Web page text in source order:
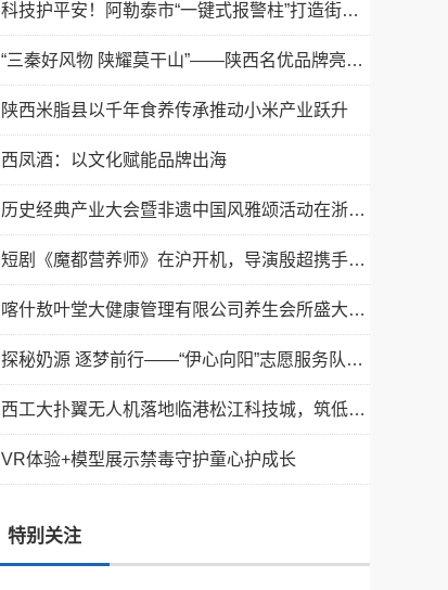
科技护平安！阿勒泰市“一键式报警柱”打造街头平安新哨点
“三秦好风物 陕耀莫干山”——陕西名优品牌亮相2026世界品牌莫干山大会品牌展
陕西米脂县以千年食养传承推动小米产业跃升
西凤酒：以文化赋能品牌出海
历史经典产业大会暨非遗中国风雅颂活动在浙江举办
短剧《魔都营养师》在沪开机，导演殷超携手礼仪专家周思敏聚焦国民健康
喀什敖叶堂大健康管理有限公司养生会所盛大开业
​探秘奶源 逐梦前行——“伊心向阳”志愿服务队开展幼儿园科普公益志愿活动
西工大扑翼无人机落地临港松江科技城，筑低空产业新标杆
VR体验+模型展示禁毒守护童心护成长
特别关注
判令易下，执行难为 ——一家赣南企业的“宜春执行”之困
丝路古城绽匠心 紫砂传情润边疆I伽师紫砂喀什古城旗舰店盛大开业
巾帼天团发展大会第五次筹备会圆满举行 巾帼聚力启新程 白皮书领航向